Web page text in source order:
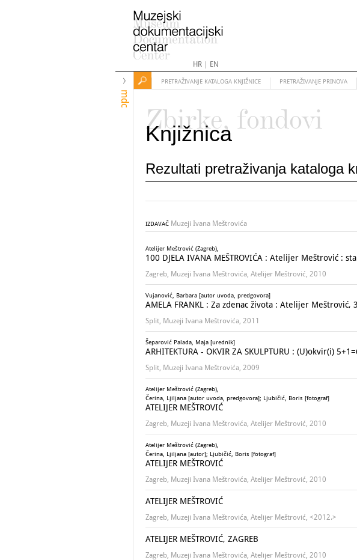
HR| EN
mdc
PRETRAŽIVANJE KATALOGA KNJIŽNICE PRETRAŽIVANJE PRINOVA
Zbirke, fondovi
Knjižnica
Rezultati pretraživanja kataloga
IZDAVAČ Muzeji Ivana Meštrovića
Atelijer Meštrović (Zagreb),
100 DJELA IVANA MEŠTROVIĆA : Atelijer Meštrović :
Zagreb, Muzeji Ivana Meštrovića, Atelijer Meštrović, 2010
Vujanović, Barbara [autor uvoda, predgovora]
AMELA FRANKL : Za zdenac života : Atelijer
Split, Muzeji Ivana Meštrovića, 2011
Šeparović Palada, Maja [urednik]
ARHITEKTURA - OKVIR ZA SKULPTURU : (U)okvir(i)
Split, Muzeji Ivana Meštrovića, 2009
Atelijer Meštrović (Zagreb),
Čerina, Ljiljana [autor uvoda, predgovora]; Ljubičić, Boris [fotograf]
ATELIJER MEŠTROVIĆ
Zagreb, Muzeji Ivana Meštrovića, Atelijer Meštrović, 2010
Atelijer Meštrović (Zagreb),
Čerina, Ljiljana [autor]; Ljubičić, Boris [fotograf]
ATELIJER MEŠTROVIĆ
Zagreb, Muzeji Ivana Meštrovića, Atelijer Meštrović, 2010
ATELIJER MEŠTROVIĆ
Zagreb, Muzeji Ivana Meštrovića, Atelijer Meštrović, <2012.>
ATELIJER MEŠTROVIĆ, ZAGREB
Zagreb, Muzeji Ivana Meštrovića, Atelijer Meštrović, 2010